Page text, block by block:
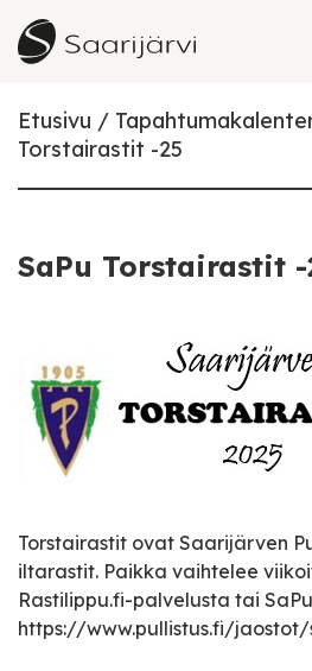
Skip to content
Etusivu
Torstairastit -25
SaPu Torstairastit -
Torstairastit ovat Saarijärven
iltarastit. Paikka vaihtelee
Rastilippu.fi-palvelusta tai
https://www.pullistus.fi/